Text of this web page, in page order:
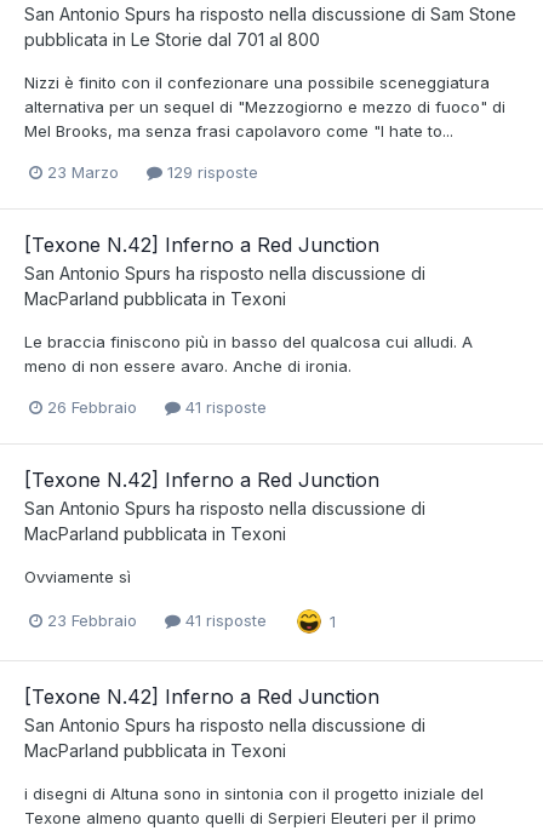
San Antonio Spurs ha risposto nella discussione di Sam Stone
pubblicata in Le Storie dal 701 al 800
Nizzi è finito con il confezionare una possibile sceneggiatura
alternativa per un sequel di "Mezzogiorno e mezzo di fuoco" di
Mel Brooks, ma senza frasi capolavoro come "I hate to...
23 Marzo 129 risposte
[Texone N.42] Inferno a Red Junction
San Antonio Spurs ha risposto nella discussione di
MacParland pubblicata in Texoni
Le braccia finiscono più in basso del qualcosa cui alludi. A
meno di non essere avaro. Anche di ironia.
26 Febbraio 41 risposte
[Texone N.42] Inferno a Red Junction
San Antonio Spurs ha risposto nella discussione di
MacParland pubblicata in Texoni
Ovviamente sì
23 Febbraio 41 risposte 1
[Texone N.42] Inferno a Red Junction
San Antonio Spurs ha risposto nella discussione di
MacParland pubblicata in Texoni
i disegni di Altuna sono in sintonia con il progetto iniziale del
Texone almeno quanto quelli di Serpieri Eleuteri per il primo